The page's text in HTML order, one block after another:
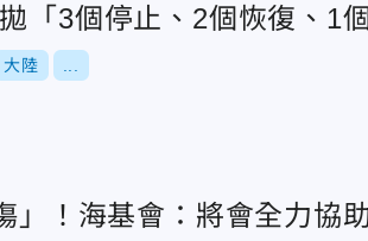
「3個停止、2個恢復、1
大陸
」！海基會：將會全力協